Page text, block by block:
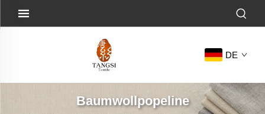
DE
Baumwollpopeline